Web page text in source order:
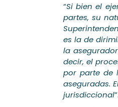
“Si bien el
partes, su
es la de
la
decir, el
por parte de
aseguradas.
jurisdiccional”.